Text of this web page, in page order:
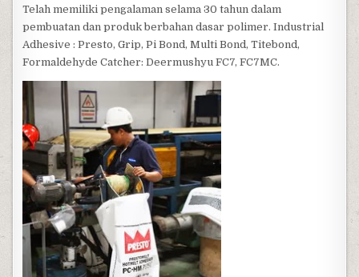
Telah memiliki pengalaman selama 30 tahun dalam
pembuatan dan produk berbahan dasar polimer. Industrial
Adhesive : Presto, Grip, Pi Bond, Multi Bond, Titebond,
Formaldehyde Catcher: Deermushyu FC7, FC7MC.